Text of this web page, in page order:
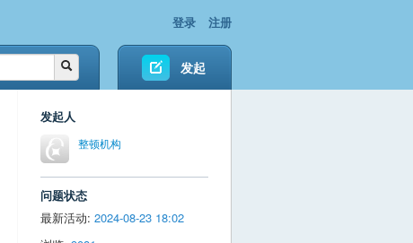
登录 注册
发起
发起人
整顿机构
问题状态
最新活动: 2024-08-23 18:02